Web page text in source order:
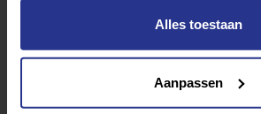
Alles toestaan
Aanpassen